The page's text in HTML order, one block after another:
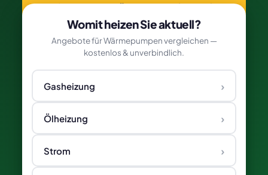
Luft-Wasser-Wärmepumpe kostenlos
vergleichen →
Womit heizen Sie aktuell?
Angebote für Wärmepumpen vergleichen —
kostenlos & unverbindlich.
Gasheizung ›
Ölheizung ›
Strom ›